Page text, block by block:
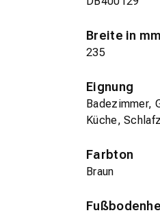
Breite in mm
235
Eignung
Badezimmer,
Küche,
Farbton
Braun